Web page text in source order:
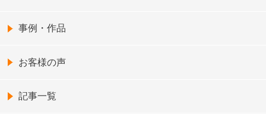
事例・作品
お客様の声
記事一覧